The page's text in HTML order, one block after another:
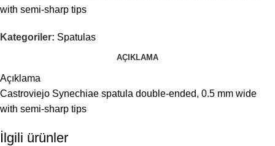
with semi-sharp tips
Kategoriler: Spatulas
AÇIKLAMA
Açıklama
Castroviejo Synechiae spatula double-ended, 0.5 mm wide
with semi-sharp tips
İlgili ürünler